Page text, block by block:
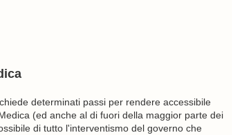
determinati passi per rendere accessibile
(ed anche al di fuori della maggior parte dei
di tutto l'interventismo del governo che